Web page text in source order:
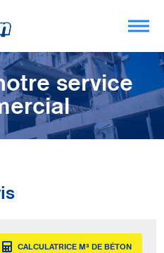
service
CALCULATRICE M³ DE BÉTON